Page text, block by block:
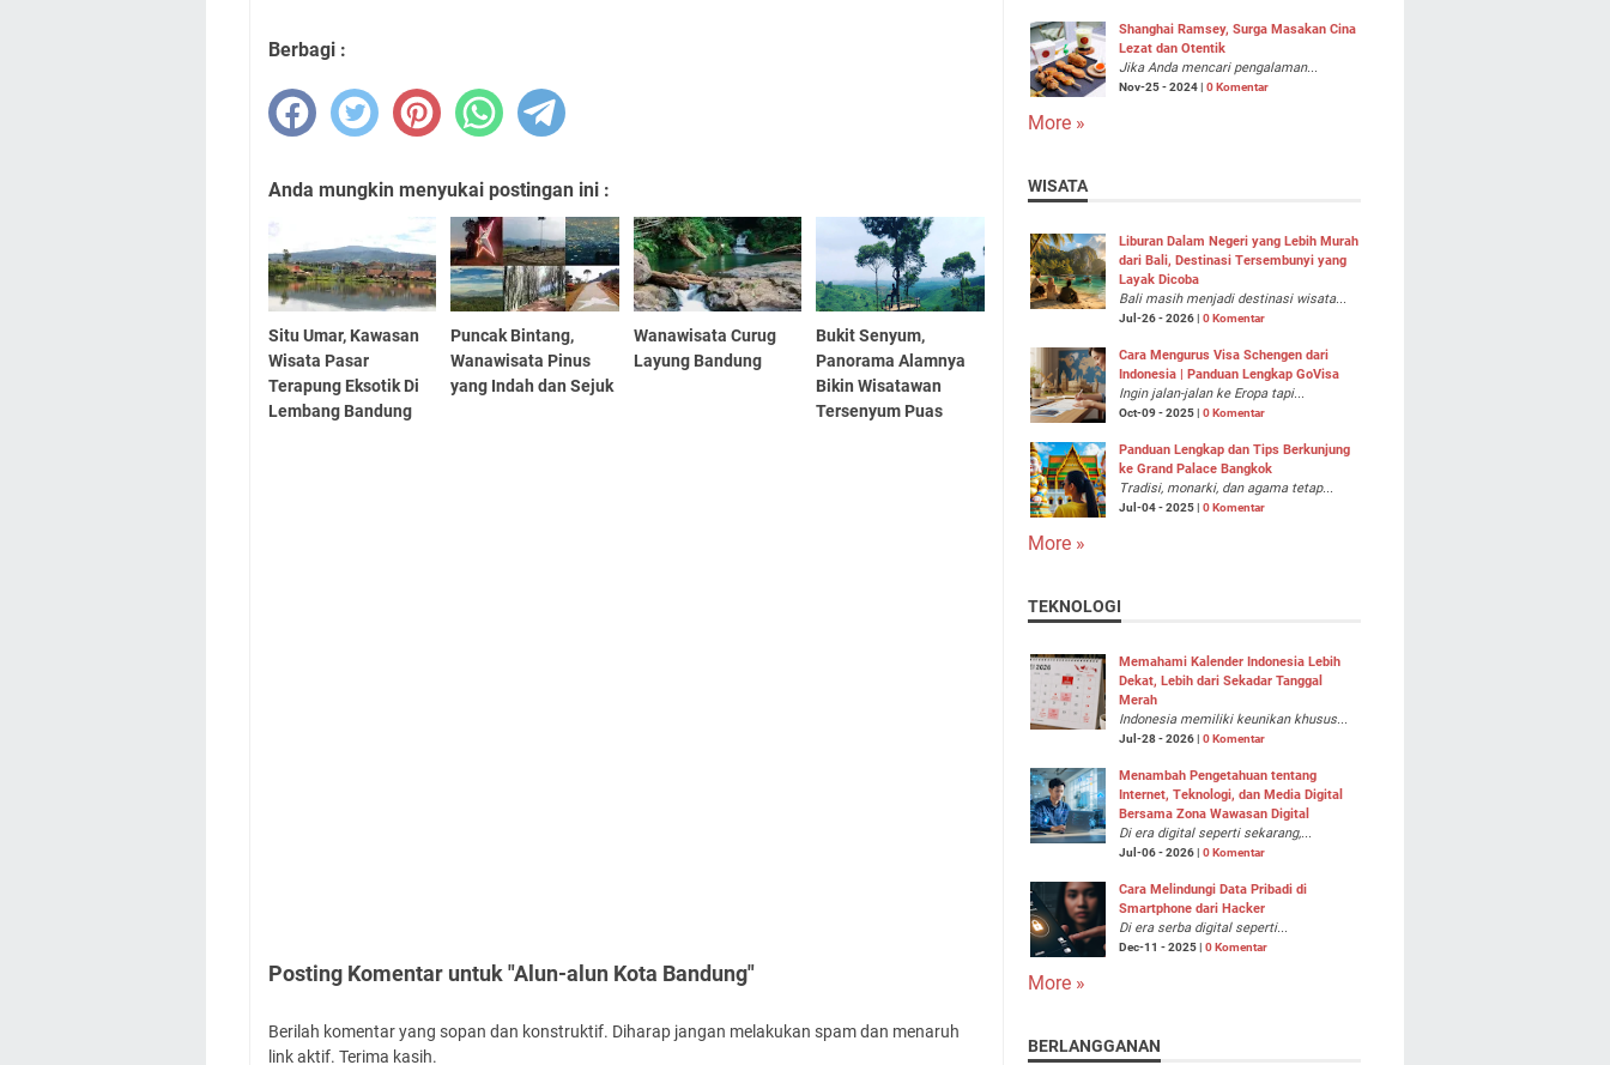
Berbagi :
Anda mungkin menyukai postingan ini :
Situ Umar, Kawasan
Wisata Pasar
Terapung Eksotik Di
Lembang Bandung
Puncak Bintang,
Wanawisata Pinus
yang Indah dan Sejuk
Wanawisata Curug
Layung Bandung
Bukit Senyum,
Panorama Alamnya
Bikin Wisatawan
Tersenyum Puas
Posting Komentar untuk "Alun-alun Kota Bandung"
Berilah komentar yang sopan dan konstruktif. Diharap jangan melakukan spam dan menaruh
link aktif. Terima kasih.
Shanghai Ramsey, Surga Masakan Cina
Lezat dan Otentik
Jika Anda mencari pengalaman...
Nov-25 - 2024 | 0 Komentar
More »
WISATA
Liburan Dalam Negeri yang Lebih Murah
dari Bali, Destinasi Tersembunyi yang
Layak Dicoba
Bali masih menjadi destinasi wisata...
Jul-26 - 2026 | 0 Komentar
Cara Mengurus Visa Schengen dari
Indonesia | Panduan Lengkap GoVisa
Ingin jalan-jalan ke Eropa tapi...
Oct-09 - 2025 | 0 Komentar
Panduan Lengkap dan Tips Berkunjung
ke Grand Palace Bangkok
Tradisi, monarki, dan agama tetap...
Jul-04 - 2025 | 0 Komentar
More »
TEKNOLOGI
Memahami Kalender Indonesia Lebih
Dekat, Lebih dari Sekadar Tanggal
Merah
Indonesia memiliki keunikan khusus...
Jul-28 - 2026 | 0 Komentar
Menambah Pengetahuan tentang
Internet, Teknologi, dan Media Digital
Bersama Zona Wawasan Digital
Di era digital seperti sekarang,...
Jul-06 - 2026 | 0 Komentar
Cara Melindungi Data Pribadi di
Smartphone dari Hacker
Di era serba digital seperti...
Dec-11 - 2025 | 0 Komentar
More »
BERLANGGANAN